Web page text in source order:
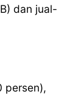
dan jual-
persen),